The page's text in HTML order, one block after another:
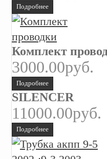
Подробнее
Комплект
3000.00руб.
Подробнее
SILENCER
11000.00руб.
Подробнее